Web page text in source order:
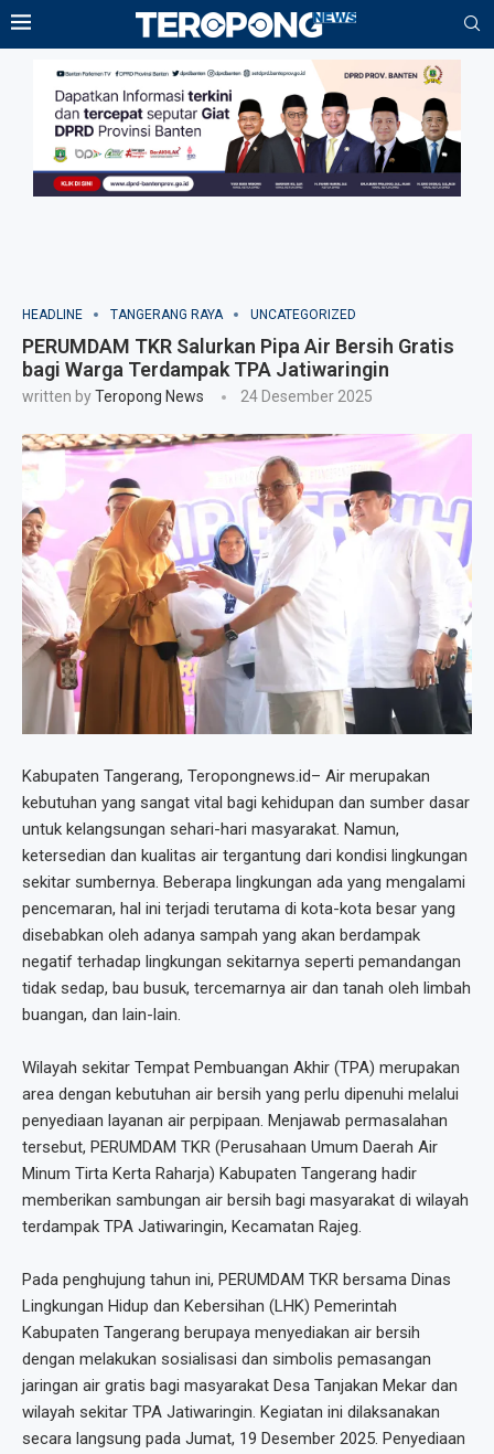
HEADLINE TANGERANG RAYA UNCATEGORIZED
PERUMDAM TKR Salurkan Pipa Air Bersih Gratis
bagi Warga Terdampak TPA Jatiwaringin
written byTeropong News 24 Desember 2025
Kabupaten Tangerang, Teropongnews.id– Air merupakan
kebutuhan yang sangat vital bagi kehidupan dan sumber dasar
untuk kelangsungan sehari-hari masyarakat. Namun,
ketersedian dan kualitas air tergantung dari kondisi lingkungan
sekitar sumbernya. Beberapa lingkungan ada yang mengalami
pencemaran, hal ini terjadi terutama di kota-kota besar yang
disebabkan oleh adanya sampah yang akan berdampak
negatif terhadap lingkungan sekitarnya seperti pemandangan
tidak sedap, bau busuk, tercemarnya air dan tanah oleh limbah
buangan, dan lain-lain.
Wilayah sekitar Tempat Pembuangan Akhir (TPA) merupakan
area dengan kebutuhan air bersih yang perlu dipenuhi melalui
penyediaan layanan air perpipaan. Menjawab permasalahan
tersebut, PERUMDAM TKR (Perusahaan Umum Daerah Air
Minum Tirta Kerta Raharja) Kabupaten Tangerang hadir
memberikan sambungan air bersih bagi masyarakat di wilayah
terdampak TPA Jatiwaringin, Kecamatan Rajeg.
Pada penghujung tahun ini, PERUMDAM TKR bersama Dinas
Lingkungan Hidup dan Kebersihan (LHK) Pemerintah
Kabupaten Tangerang berupaya menyediakan air bersih
dengan melakukan sosialisasi dan simbolis pemasangan
jaringan air gratis bagi masyarakat Desa Tanjakan Mekar dan
wilayah sekitar TPA Jatiwaringin. Kegiatan ini dilaksanakan
secara langsung pada Jumat, 19 Desember 2025. Penyediaan